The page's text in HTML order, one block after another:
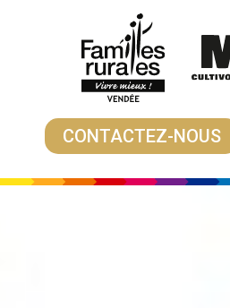
CONTACTEZ-NOUS